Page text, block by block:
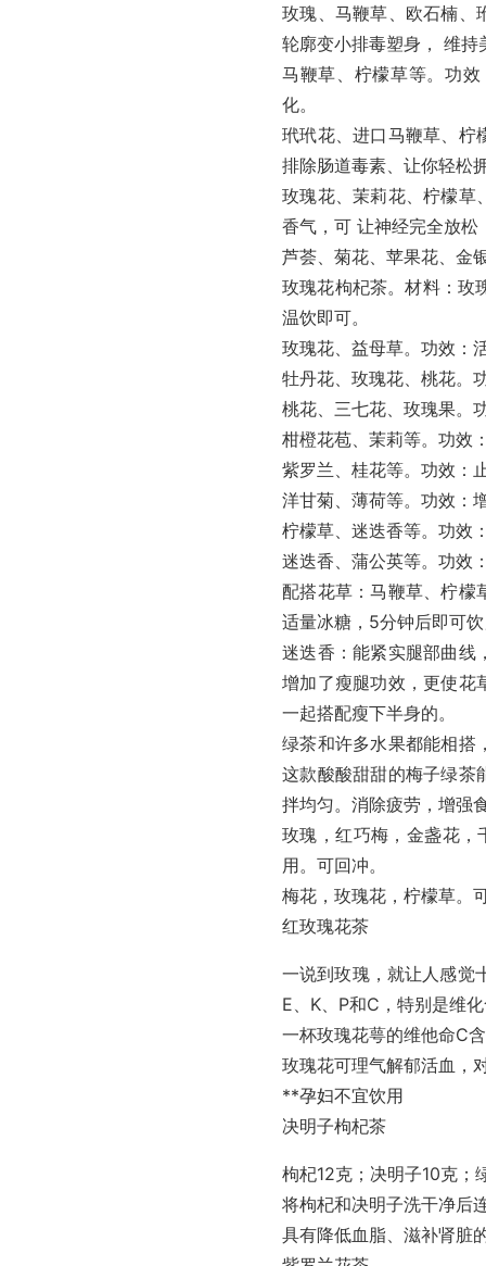
玫瑰、马鞭草、欧石楠、
轮廓变小排毒塑身， 维持
马鞭草、柠檬草等。功
化。
玳玳花、进口马鞭草、柠
排除肠道毒素、让你轻松
玫瑰花、茉莉花、柠檬草
香气，可 让神经完全放
芦荟、菊花、苹果花、金
玫瑰花枸杞茶。材料：玫
温饮即可。
玫瑰花、益母草。功效：
牡丹花、玫瑰花、桃花。
桃花、三七花、玫瑰果。
柑橙花苞、茉莉等。功效
紫罗兰、桂花等。功效：
洋甘菊、薄荷等。功效：
柠檬草、迷迭香等。功效
迷迭香、蒲公英等。功效
配搭花草：马鞭草、柠檬
适量冰糖，5分钟后即可
迷迭香：能紧实腿部曲线
增加了瘦腿功效，更使花
一起搭配瘦下半身的。
绿茶和许多水果都能相搭
这款酸酸甜甜的梅子绿茶
拌均匀。消除疲劳，增强
玫瑰，红巧梅，金盏花
用。可回冲。
梅花，玫瑰花，柠檬草。
红玫瑰花茶
一说到玫瑰，就让人感觉
E、K、P和C，特别是维
一杯玫瑰花萼的维他命C
玫瑰花可理气解郁活血，
**孕妇不宜饮用
决明子枸杞茶
枸杞12克；决明子10克；
将枸杞和决明子洗干净后
具有降低血脂、滋补肾脏